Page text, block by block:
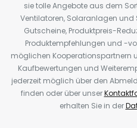
sie tolle Angebote aus dem
Ventilatoren, Solaranlagen und
Gutscheine, Produktpreis-
Produktempfehlungen und -
möglichen Kooperationspartnern
Kaufbewertungen und
jederzeit möglich über den
finden oder über unser
erhalten Sie in der